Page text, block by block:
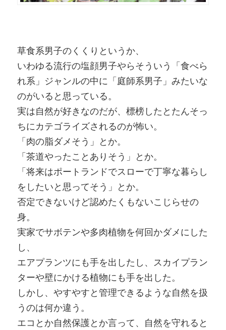
草食系男子のくくりというか、
いわゆる流行の塩顔男子やらそういう「食べら
れ系」ジャンルの中に「庭師系男子」みたいな
のがいると思っている。
実は自然が好きなのだが、標榜したとたんそっ
ちにカテゴライズされるのが怖い。
「肉の脂ダメそう」とか。
「茶道やったことありそう」とか。
「将来はポートランドでスローで丁寧な暮らし
をしたいと思ってそう」とか。
否定できないけど認めたくもないこじらせの
身。
実家でサボテンや多肉植物を何回かダメにした
し、
エアプランツにも手を出したし、スカイプラン
ターや壁にかける植物にも手を出した。
しかし、やすやすと管理できるような自然を扱
うのは何か違う。
エコとか自然保護とか言って、自然を守れると